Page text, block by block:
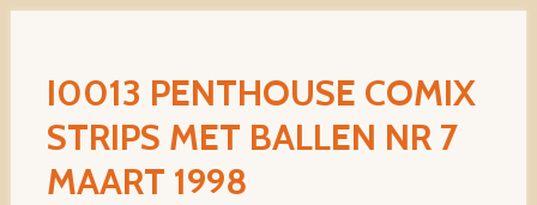
I0013 PENTHOUSE COMIX
STRIPS MET BALLEN NR 7
MAART 1998